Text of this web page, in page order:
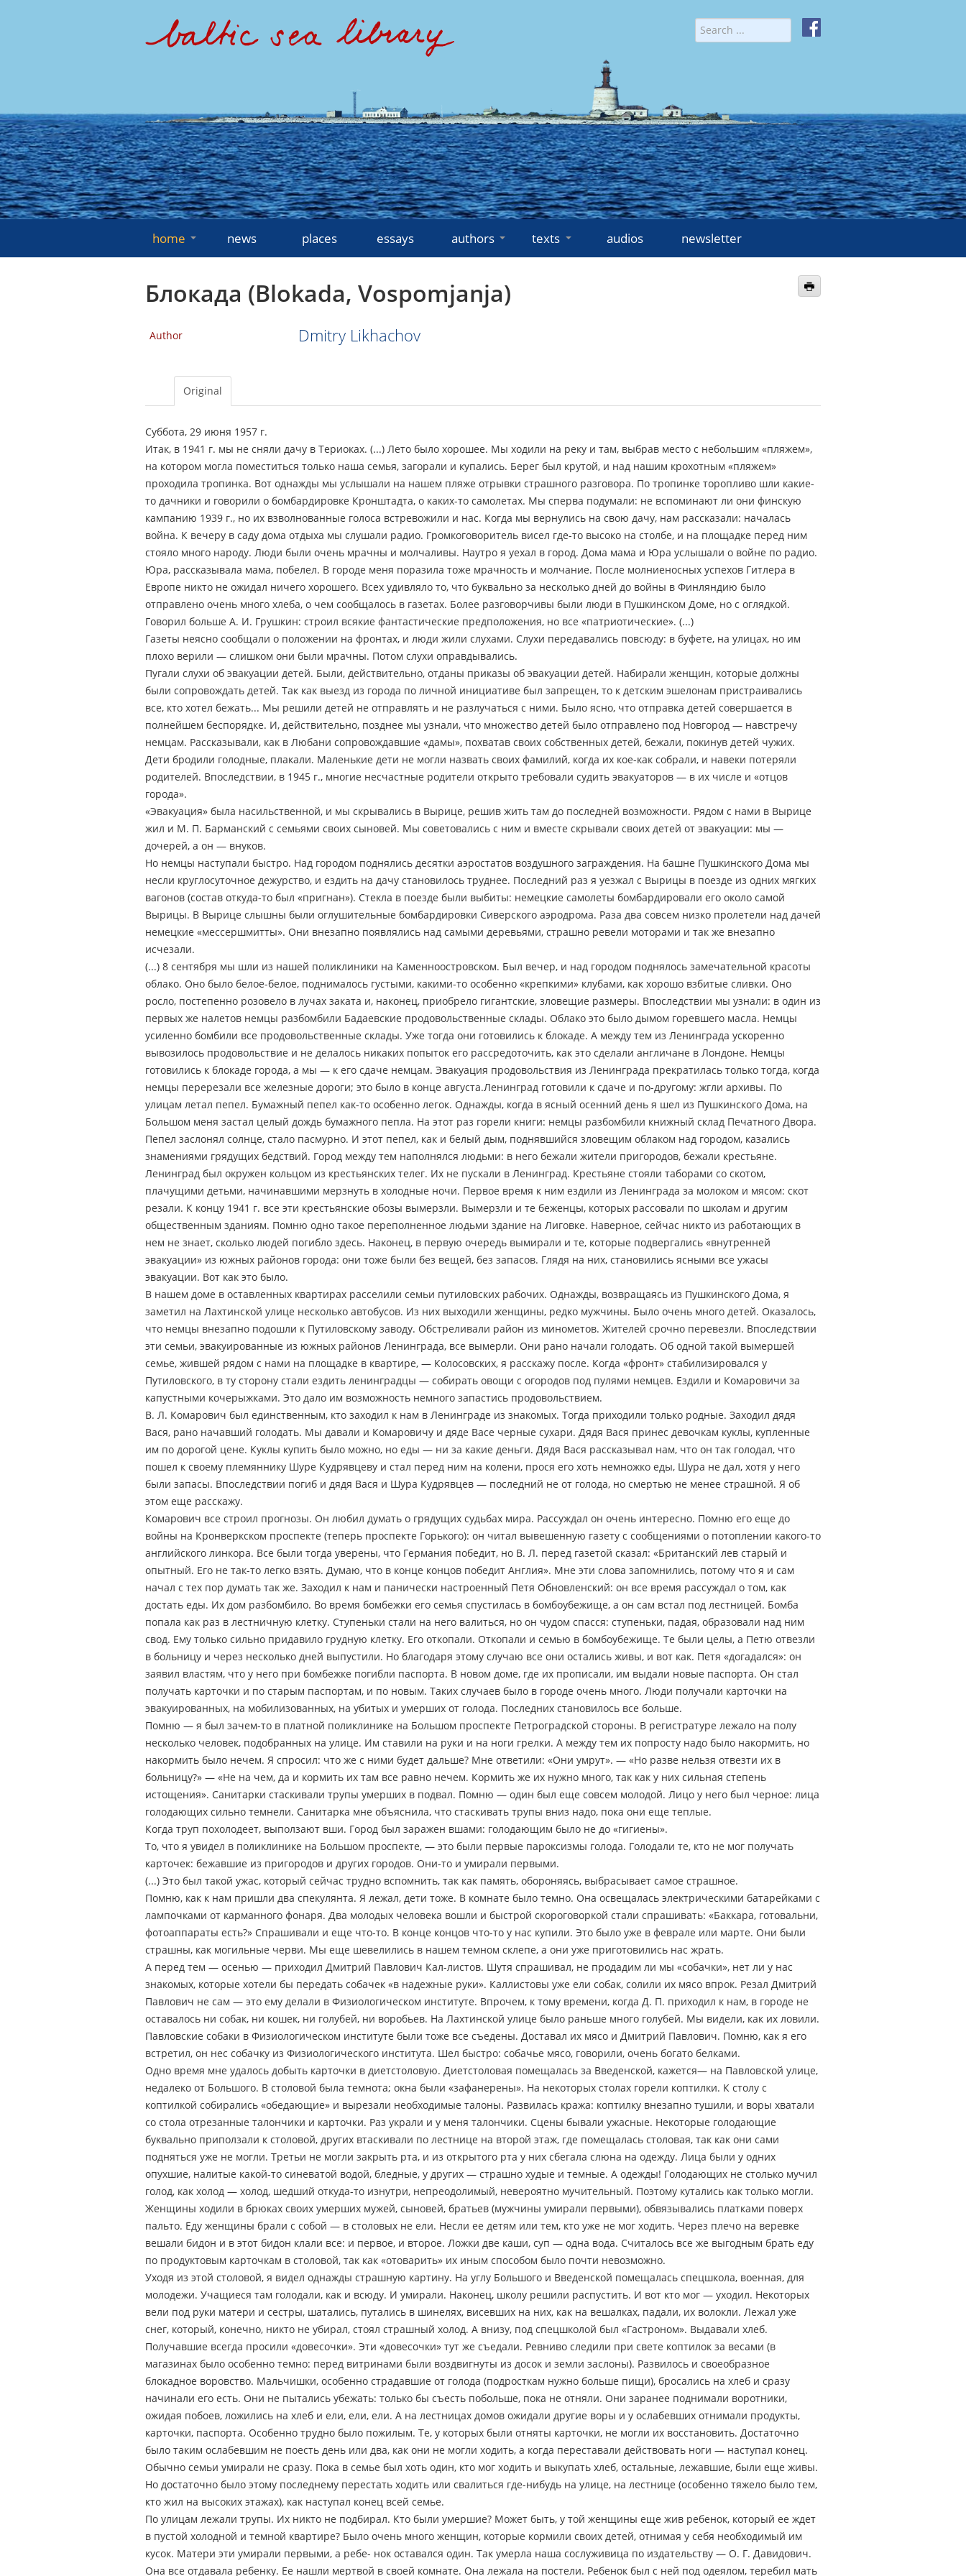
home news places essays authors texts audios newsletter
Блокада (Blokada, Vospomjanja)
Author Dmitry Likhachov
Original
Суббота, 29 июня 1957 г.
Итак, в 1941 г. мы не сняли дачу в Териоках. (...) Лето было хорошее. Мы ходили на реку и там, выбрав место с небольшим «пляжем»,
на котором могла поместиться только наша семья, загорали и купались. Берег был крутой, и над нашим крохотным «пляжем»
проходила тропинка. Вот однажды мы услышали на нашем пляже отрывки страшного разговора. По тропинке торопливо шли какие-
то дачники и говорили о бомбардировке Кронштадта, о каких-то самолетах. Мы сперва подумали: не вспоминают ли они финскую
кампанию 1939 г., но их взволнованные голоса встревожили и нас. Когда мы вернулись на свою дачу, нам рассказали: началась
война. К вечеру в саду дома отдыха мы слушали радио. Громкоговоритель висел где-то высоко на столбе, и на площадке перед ним
стояло много народу. Люди были очень мрачны и молчаливы. Наутро я уехал в город. Дома мама и Юра услышали о войне по радио.
Юра, рассказывала мама, побелел. В городе меня поразила тоже мрачность и молчание. После молниеносных успехов Гитлера в
Европе никто не ожидал ничего хорошего. Всех удивляло то, что буквально за несколько дней до войны в Финляндию было
отправлено очень много хлеба, о чем сообщалось в газетах. Более разговорчивы были люди в Пушкинском Доме, но с оглядкой.
Говорил больше А. И. Грушкин: строил всякие фантастические предположения, но все «патриотические». (...)
Газеты неясно сообщали о положении на фронтах, и люди жили слухами. Слухи передавались повсюду: в буфете, на улицах, но им
плохо верили — слишком они были мрачны. Потом слухи оправдывались.
Пугали слухи об эвакуации детей. Были, действительно, отданы приказы об эвакуации детей. Набирали женщин, которые должны
были сопровождать детей. Так как выезд из города по личной инициативе был запрещен, то к детским эшелонам пристраивались
все, кто хотел бежать... Мы решили детей не отправлять и не разлучаться с ними. Было ясно, что отправка детей совершается в
полнейшем беспорядке. И, действительно, позднее мы узнали, что множество детей было отправлено под Новгород — навстречу
немцам. Рассказывали, как в Любани сопровождавшие «дамы», похватав своих собственных детей, бежали, покинув детей чужих.
Дети бродили голодные, плакали. Маленькие дети не могли назвать своих фамилий, когда их кое-как собрали, и навеки потеряли
родителей. Впоследствии, в 1945 г., многие несчастные родители открыто требовали судить эвакуаторов — в их числе и «отцов
города».
«Эвакуация» была насильственной, и мы скрывались в Вырице, решив жить там до последней возможности. Рядом с нами в Вырице
жил и М. П. Барманский с семьями своих сыновей. Мы советовались с ним и вместе скрывали своих детей от эвакуации: мы —
дочерей, а он — внуков.
Но немцы наступали быстро. Над городом поднялись десятки аэростатов воздушного заграждения. На башне Пушкинского Дома мы
несли круглосуточное дежурство, и ездить на дачу становилось труднее. Последний раз я уезжал с Вырицы в поезде из одних мягких
вагонов (состав откуда-то был «пригнан»). Стекла в поезде были выбиты: немецкие самолеты бомбардировали его около самой
Вырицы. В Вырице слышны были оглушительные бомбардировки Сиверского аэродрома. Раза два совсем низко пролетели над дачей
немецкие «мессершмитты». Они внезапно появлялись над самыми деревьями, страшно ревели моторами и так же внезапно
исчезали.
(...) 8 сентября мы шли из нашей поликлиники на Каменноостровском. Был вечер, и над городом поднялось замечательной красоты
облако. Оно было белое-белое, поднималось густыми, какими-то особенно «крепкими» клубами, как хорошо взбитые сливки. Оно
росло, постепенно розовело в лучах заката и, наконец, приобрело гигантские, зловещие размеры. Впоследствии мы узнали: в один из
первых же налетов немцы разбомбили Бадаевские продовольственные склады. Облако это было дымом горевшего масла. Немцы
усиленно бомбили все продовольственные склады. Уже тогда они готовились к блокаде. А между тем из Ленинграда ускоренно
вывозилось продовольствие и не делалось никаких попыток его рассредоточить, как это сделали англичане в Лондоне. Немцы
готовились к блокаде города, а мы — к его сдаче немцам. Эвакуация продовольствия из Ленинграда прекратилась только тогда, когда
немцы перерезали все железные дороги; это было в конце августа.Ленинград готовили к сдаче и по-другому: жгли архивы. По
улицам летал пепел. Бумажный пепел как-то особенно легок. Однажды, когда в ясный осенний день я шел из Пушкинского Дома, на
Большом меня застал целый дождь бумажного пепла. На этот раз горели книги: немцы разбомбили книжный склад Печатного Двора.
Пепел заслонял солнце, стало пасмурно. И этот пепел, как и белый дым, поднявшийся зловещим облаком над городом, казались
знамениями грядущих бедствий. Город между тем наполнялся людьми: в него бежали жители пригородов, бежали крестьяне.
Ленинград был окружен кольцом из крестьянских телег. Их не пускали в Ленинград. Крестьяне стояли таборами со скотом,
плачущими детьми, начинавшими мерзнуть в холодные ночи. Первое время к ним ездили из Ленинграда за молоком и мясом: скот
резали. К концу 1941 г. все эти крестьянские обозы вымерзли. Вымерзли и те беженцы, которых рассовали по школам и другим
общественным зданиям. Помню одно такое переполненное людьми здание на Лиговке. Наверное, сейчас никто из работающих в
нем не знает, сколько людей погибло здесь. Наконец, в первую очередь вымирали и те, которые подвергались «внутренней
эвакуации» из южных районов города: они тоже были без вещей, без запасов. Глядя на них, становились ясными все ужасы
эвакуации. Вот как это было.
В нашем доме в оставленных квартирах расселили семьи путиловских рабочих. Однажды, возвращаясь из Пушкинского Дома, я
заметил на Лахтинской улице несколько автобусов. Из них выходили женщины, редко мужчины. Было очень много детей. Оказалось,
что немцы внезапно подошли к Путиловскому заводу. Обстреливали район из минометов. Жителей срочно перевезли. Впоследствии
эти семьи, эвакуированные из южных районов Ленинграда, все вымерли. Они рано начали голодать. Об одной такой вымершей
семье, жившей рядом с нами на площадке в квартире, — Колосовских, я расскажу после. Когда «фронт» стабилизировался у
Путиловского, в ту сторону стали ездить ленинградцы — собирать овощи с огородов под пулями немцев. Ездили и Комаровичи за
капустными кочерыжками. Это дало им возможность немного запастись продовольствием.
В. Л. Комарович был единственным, кто заходил к нам в Ленинграде из знакомых. Тогда приходили только родные. Заходил дядя
Вася, рано начавший голодать. Мы давали и Комаровичу и дяде Васе черные сухари. Дядя Вася принес девочкам куклы, купленные
им по дорогой цене. Куклы купить было можно, но еды — ни за какие деньги. Дядя Вася рассказывал нам, что он так голодал, что
пошел к своему племяннику Шуре Кудрявцеву и стал перед ним на колени, прося его хоть немножко еды, Шура не дал, хотя у него
были запасы. Впоследствии погиб и дядя Вася и Шура Кудрявцев — последний не от голода, но смертью не менее страшной. Я об
этом еще расскажу.
Комарович все строил прогнозы. Он любил думать о грядущих судьбах мира. Рассуждал он очень интересно. Помню его еще до
войны на Кронверкском проспекте (теперь проспекте Горького): он читал вывешенную газету с сообщениями о потоплении какого-то
английского линкора. Все были тогда уверены, что Германия победит, но В. Л. перед газетой сказал: «Британский лев старый и
опытный. Его не так-то легко взять. Думаю, что в конце концов победит Англия». Мне эти слова запомнились, потому что я и сам
начал с тех пор думать так же. Заходил к нам и панически настроенный Петя Обновленский: он все время рассуждал о том, как
достать еды. Их дом разбомбило. Во время бомбежки его семья спустилась в бомбоубежище, а он сам встал под лестницей. Бомба
попала как раз в лестничную клетку. Ступеньки стали на него валиться, но он чудом спасся: ступеньки, падая, образовали над ним
свод. Ему только сильно придавило грудную клетку. Его откопали. Откопали и семью в бомбоубежище. Те были целы, а Петю отвезли
в больницу и через несколько дней выпустили. Но благодаря этому случаю все они остались живы, и вот как. Петя «догадался»: он
заявил властям, что у него при бомбежке погибли паспорта. В новом доме, где их прописали, им выдали новые паспорта. Он стал
получать карточки и по старым паспортам, и по новым. Таких случаев было в городе очень много. Люди получали карточки на
эвакуированных, на мобилизованных, на убитых и умерших от голода. Последних становилось все больше.
Помню — я был зачем-то в платной поликлинике на Большом проспекте Петроградской стороны. В регистратуре лежало на полу
несколько человек, подобранных на улице. Им ставили на руки и на ноги грелки. А между тем их попросту надо было накормить, но
накормить было нечем. Я спросил: что же с ними будет дальше? Мне ответили: «Они умрут». — «Но разве нельзя отвезти их в
больницу?» — «Не на чем, да и кормить их там все равно нечем. Кормить же их нужно много, так как у них сильная степень
истощения». Санитарки стаскивали трупы умерших в подвал. Помню — один был еще совсем молодой. Лицо у него был черное: лица
голодающих сильно темнели. Санитарка мне объяснила, что стаскивать трупы вниз надо, пока они еще теплые.
Когда труп похолодеет, выползают вши. Город был заражен вшами: голодающим было не до «гигиены».
То, что я увидел в поликлинике на Большом проспекте, — это были первые пароксизмы голода. Голодали те, кто не мог получать
карточек: бежавшие из пригородов и других городов. Они-то и умирали первыми.
(...) Это был такой ужас, который сейчас трудно вспомнить, так как память, обороняясь, выбрасывает самое страшное.
Помню, как к нам пришли два спекулянта. Я лежал, дети тоже. В комнате было темно. Она освещалась электрическими батарейками с
лампочками от карманного фонаря. Два молодых человека вошли и быстрой скороговоркой стали спрашивать: «Баккара, готовальни,
фотоаппараты есть?» Спрашивали и еще что-то. В конце концов что-то у нас купили. Это было уже в феврале или марте. Они были
страшны, как могильные черви. Мы еще шевелились в нашем темном склепе, а они уже приготовились нас жрать.
А перед тем — осенью — приходил Дмитрий Павлович Кал-листов. Шутя спрашивал, не продадим ли мы «собачки», нет ли у нас
знакомых, которые хотели бы передать собачек «в надежные руки». Каллистовы уже ели собак, солили их мясо впрок. Резал Дмитрий
Павлович не сам — это ему делали в Физиологическом институте. Впрочем, к тому времени, когда Д. П. приходил к нам, в городе не
оставалось ни собак, ни кошек, ни голубей, ни воробьев. На Лахтинской улице было раньше много голубей. Мы видели, как их ловили.
Павловские собаки в Физиологическом институте были тоже все съедены. Доставал их мясо и Дмитрий Павлович. Помню, как я его
встретил, он нес собачку из Физиологического института. Шел быстро: собачье мясо, говорили, очень богато белками.
Одно время мне удалось добыть карточки в диетстоловую. Диетстоловая помещалась за Введенской, кажется— на Павловской улице,
недалеко от Большого. В столовой была темнота; окна были «зафанерены». На некоторых столах горели коптилки. К столу с
коптилкой собирались «обедающие» и вырезали необходимые талоны. Развилась кража: коптилку внезапно тушили, и воры хватали
со стола отрезанные талончики и карточки. Раз украли и у меня талончики. Сцены бывали ужасные. Некоторые голодающие
буквально приползали к столовой, других втаскивали по лестнице на второй этаж, где помещалась столовая, так как они сами
подняться уже не могли. Третьи не могли закрыть рта, и из открытого рта у них сбегала слюна на одежду. Лица были у одних
опухшие, налитые какой-то синеватой водой, бледные, у других — страшно худые и темные. А одежды! Голодающих не столько мучил
голод, как холод — холод, шедший откуда-то изнутри, непреодолимый, невероятно мучительный. Поэтому кутались как только могли.
Женщины ходили в брюках своих умерших мужей, сыновей, братьев (мужчины умирали первыми), обвязывались платками поверх
пальто. Еду женщины брали с собой — в столовых не ели. Несли ее детям или тем, кто уже не мог ходить. Через плечо на веревке
вешали бидон и в этот бидон клали все: и первое, и второе. Ложки две каши, суп — одна вода. Считалось все же выгодным брать еду
по продуктовым карточкам в столовой, так как «отоварить» их иным способом было почти невозможно.
Уходя из этой столовой, я видел однажды страшную картину. На углу Большого и Введенской помещалась спецшкола, военная, для
молодежи. Учащиеся там голодали, как и всюду. И умирали. Наконец, школу решили распустить. И вот кто мог — уходил. Некоторых
вели под руки матери и сестры, шатались, путались в шинелях, висевших на них, как на вешалках, падали, их волокли. Лежал уже
снег, который, конечно, никто не убирал, стоял страшный холод. А внизу, под спецшколой был «Гастроном». Выдавали хлеб.
Получавшие всегда просили «довесочки». Эти «довесочки» тут же съедали. Ревниво следили при свете коптилок за весами (в
магазинах было особенно темно: перед витринами были воздвигнуты из досок и земли заслоны). Развилось и своеобразное
блокадное воровство. Мальчишки, особенно страдавшие от голода (подросткам нужно больше пищи), бросались на хлеб и сразу
начинали его есть. Они не пытались убежать: только бы съесть побольше, пока не отняли. Они заранее поднимали воротники,
ожидая побоев, ложились на хлеб и ели, ели, ели. А на лестницах домов ожидали другие воры и у ослабевших отнимали продукты,
карточки, паспорта. Особенно трудно было пожилым. Те, у которых были отняты карточки, не могли их восстановить. Достаточно
было таким ослабевшим не поесть день или два, как они не могли ходить, а когда переставали действовать ноги — наступал конец.
Обычно семьи умирали не сразу. Пока в семье был хоть один, кто мог ходить и выкупать хлеб, остальные, лежавшие, были еще живы.
Но достаточно было этому последнему перестать ходить или свалиться где-нибудь на улице, на лестнице (особенно тяжело было тем,
кто жил на высоких этажах), как наступал конец всей семье.
По улицам лежали трупы. Их никто не подбирал. Кто были умершие? Может быть, у той женщины еще жив ребенок, который ее ждет
в пустой холодной и темной квартире? Было очень много женщин, которые кормили своих детей, отнимая у себя необходимый им
кусок. Матери эти умирали первыми, а ребе- нок оставался один. Так умерла наша сослуживица по издательству — О. Г. Давидович.
Она все отдавала ребенку. Ее нашли мертвой в своей комнате. Она лежала на постели. Ребенок был с ней под одеялом, теребил мать